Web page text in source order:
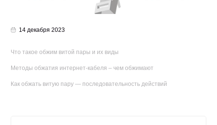
14 декабря 2023
Что такое обжим витой пары и их виды
Методы обжатия интернет-кабеля – чем обжимают
Как обжать витую пару — последовательность действий